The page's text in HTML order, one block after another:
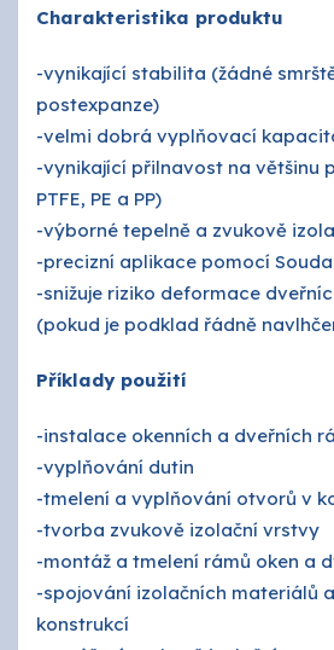
Charakteristika produktu
-vynikající stabilita (žádné
postexpanze)
-velmi dobrá vyplňovací
-vynikající přilnavost na většinu
PTFE, PE a PP)
-výborné tepelně a zvukově
-precizní aplikace pomocí
-snižuje riziko deformace
(pokud je podklad řádně
Příklady použití
-instalace okenních a dveřních
-vyplňování dutin
-tmelení a vyplňování otvorů v
-tvorba zvukově izolační vrstvy
-montáž a tmelení rámů oken a
-spojování izolačních materiálů
konstrukcí